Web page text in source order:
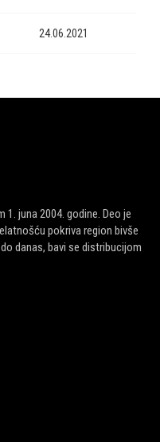
24.06.2021
juna 2004. godine. Deo je
pokriva region bivše
danas, bavi se distribucijom